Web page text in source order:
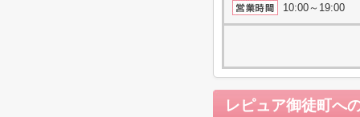
10:00～19:00
レピュア御徒町へ